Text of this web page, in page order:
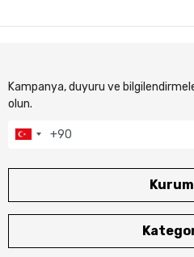
Kampanya, duyuru ve
olun.